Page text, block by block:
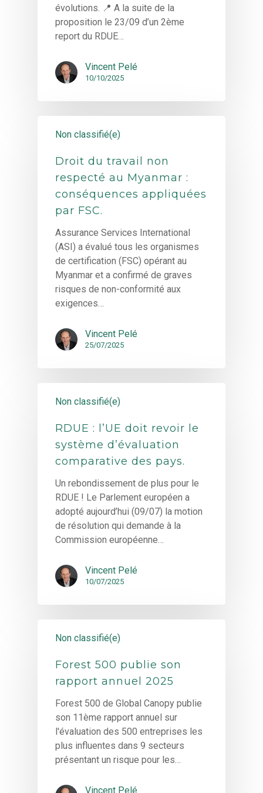
évolutions. 📍 A la suite de la
proposition le 23/09 d’un 2ème
report du RDUE…
Vincent Pelé
10/10/2025
Non classifié(e)
Droit du travail non
respecté au Myanmar :
conséquences appliquées
par FSC.
Assurance Services International
(ASI) a évalué tous les organismes
de certification (FSC) opérant au
Myanmar et a confirmé de graves
risques de non-conformité aux
exigences…
Vincent Pelé
25/07/2025
Non classifié(e)
RDUE : l’UE doit revoir le
système d’évaluation
comparative des pays.
Un rebondissement de plus pour le
RDUE ! Le Parlement européen a
adopté aujourd’hui (09/07) la motion
de résolution qui demande à la
Commission européenne…
Vincent Pelé
10/07/2025
Non classifié(e)
Forest 500 publie son
rapport annuel 2025
Forest 500 de Global Canopy publie
son 11ème rapport annuel sur
l'évaluation des 500 entreprises les
plus influentes dans 9 secteurs
présentant un risque pour les…
Vincent Pelé